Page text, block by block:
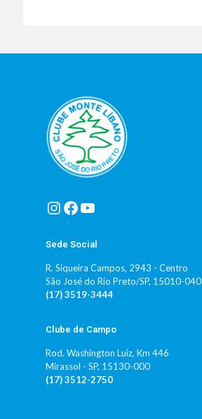
Instagram
Facebook
Youtube
Sede Social
R. Siqueira Campos, 2943 - Centro
São José do Rio Preto/SP, 15010-040
(17) 3519-3444
Clube de Campo
Rod. Washington Luiz, Km 446
Mirassol - SP, 15130-000
(17) 3512-2750